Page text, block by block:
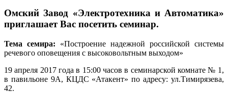
Омский Завод «Электротехника и Автоматика»
приглашает Вас посетить семинар.
Тема семира: «Построение надежной российской системы
речевого оповещения с высоковольтным выходом»
19 апреля 2017 года в 15:00 часов в семинарской комнате № 1,
в павильоне 9А, КЦДС «Атакент» по адресу: ул.Тимирязева,
42.